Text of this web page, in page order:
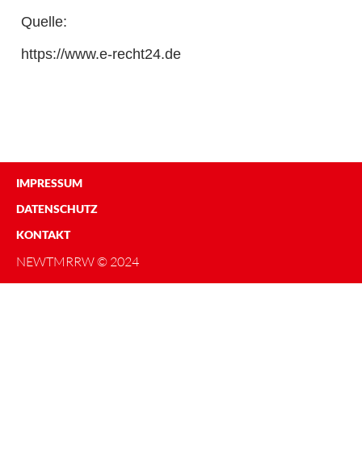
Quelle:
https://www.e-recht24.de
NEWTMRRW © 2024
KONTAKT
DATENSCHUTZ
IMPRESSUM